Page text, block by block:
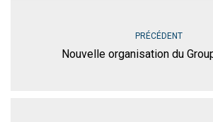
PRÉCÉDENT
Nouvelle organisation du